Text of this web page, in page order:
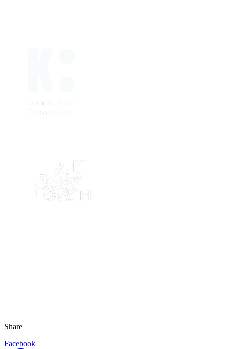
Share
Facebook